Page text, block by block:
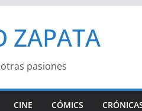
ZAPATA
pasiones
CINE CÓMICS